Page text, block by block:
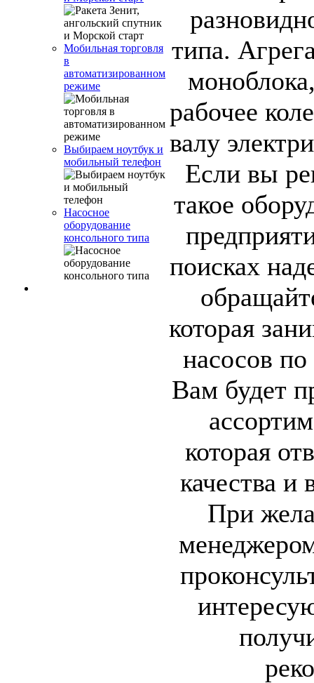
Мобильная торговля
в
автоматизированном
режиме
Выбираем ноутбук и
мобильный телефон
Насосное
оборудование
консольного типа
типа.
рабочее
валу
Если вы
такое
поисках
которая
насосов
Вам будет
которая
качества и
При